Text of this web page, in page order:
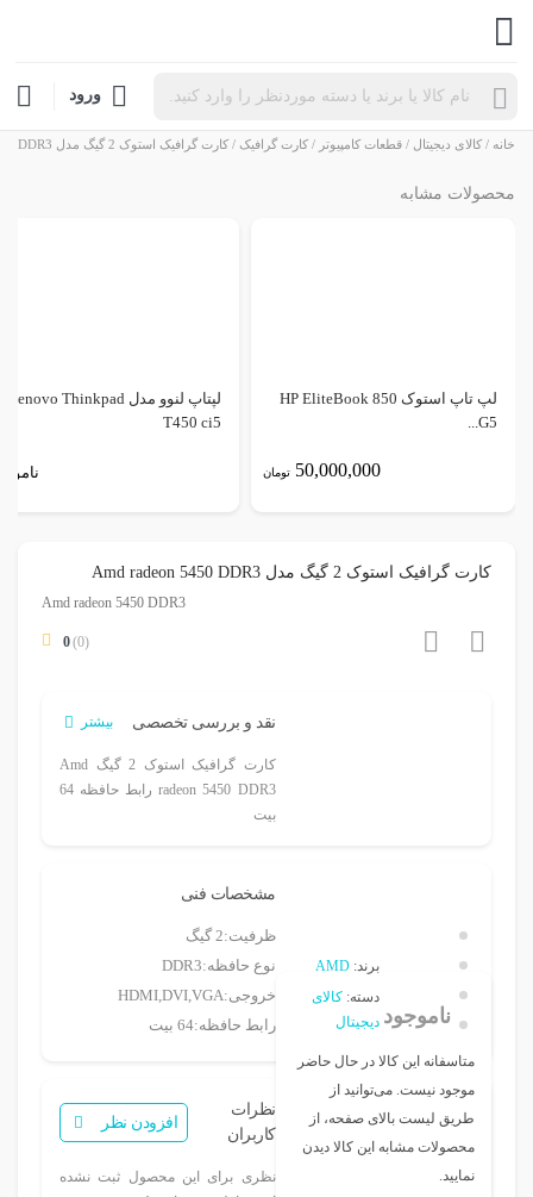
ورود
خانه / کالای دیجیتال / قطعات کامپیوتر / کارت گرافیک / کارت گرافیک استوک 2 گیگ مدل Amd radeon 5450 DDR3
محصولات مشابه
لپ تاپ استوک HP EliteBook 850
G5...
50,000,000 تومان
لپتاپ لنوو مدل Lenovo Thinkpad
T450 ci5
کارت گرافیک استوک 2 گیگ مدل Amd radeon 5450 DDR3
Amd radeon 5450 DDR3
0 (0)
برند:AMD
دسته:کالای
دیجیتال ناموجود
متاسفانه این کالا در حال حاضر
موجود نیست. می‌توانید از
طریق لیست بالای صفحه، از
محصولات مشابه این کالا دیدن
نمایید.
نقد و بررسی تخصصی بیشتر
کارت گرافیک استوک 2 گیگ Amd
radeon 5450 DDR3 رابط حافظه 64
بیت
مشخصات فنی
ظرفیت:2 گیگ
نوع حافظه:DDR3
خروجی:HDMI,DVI,VGA
رابط حافظه:64 بیت
نظرات
کاربران
افزودن نظر
نظری برای این محصول ثبت نشده